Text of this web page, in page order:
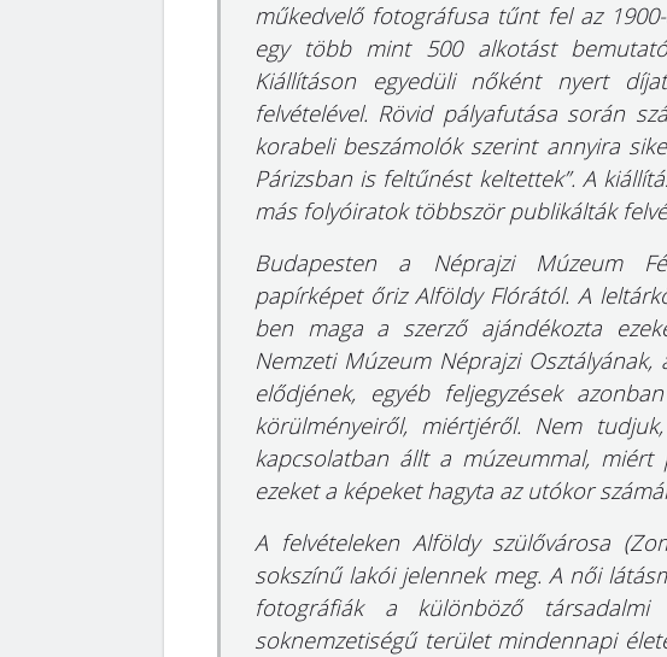
műkedvelő fotográfusa tűnt fel az
egy több mint 500 alkotást bemutató
Kiállításon egyedüli nőként nyert
felvételével. Rövid pályafutása során
korabeli beszámolók szerint annyira
Párizsban is feltűnést keltettek”. A
más folyóiratok többször publikálták
Budapesten a Néprajzi Múzeum
papírképet őriz Alföldy Flórától. A
ben maga a szerző ajándékozta
Nemzeti Múzeum Néprajzi
elődjének, egyéb feljegyzések
körülményeiről, miértjéről. Nem
kapcsolatban állt a múzeummal,
ezeket a képeket hagyta az utókor
A felvételeken Alföldy szülővárosa
sokszínű lakói jelennek meg. A női
fotográfiák a különböző társadalmi
soknemzetiségű terület mindennapi